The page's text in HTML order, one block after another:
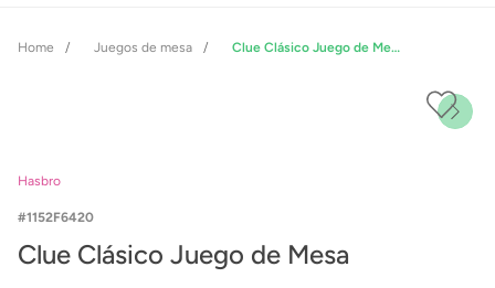
Juegos de mesa Clue Clásico Juego de Mesa
Hasbro
1152F6420
Clue Clásico Juego de Mesa